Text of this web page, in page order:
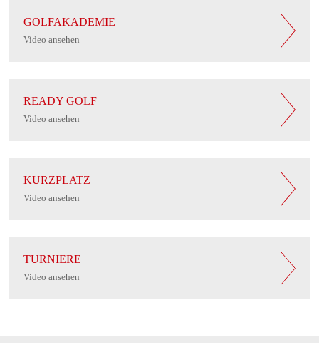
GOLFAKADEMIE
Video ansehen
READY GOLF
Video ansehen
KURZPLATZ
Video ansehen
TURNIERE
Video ansehen